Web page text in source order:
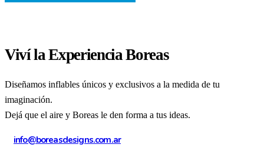
Viví la Experiencia Boreas
Diseñamos inflables únicos y exclusivos a la medida de tu
imaginación.
Dejá que el aire y Boreas le den forma a tus ideas.
info@boreasdesigns.com.ar